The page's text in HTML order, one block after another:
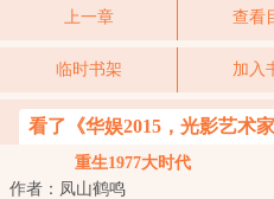
上一章 查看
临时书架 加入
看了《华娱2015，光影艺术
重生1977大时代
作者：凤山鹤鸣